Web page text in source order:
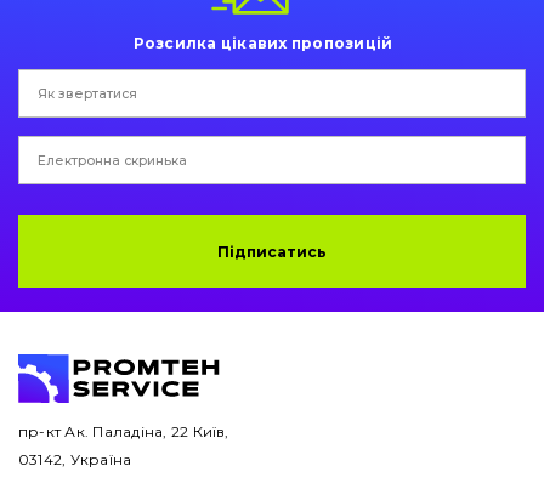
Трансмісія
Рама і кузов
Буровий інструмент
Електрообладнання
Розсилка цікавих пропозицій
Підписатись
пр-кт Ак. Паладіна, 22 Київ,
03142, Україна